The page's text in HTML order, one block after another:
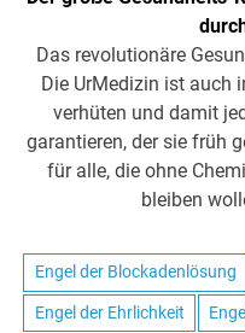
Das revolutionäre
Die UrMedizin ist auch
verhüten und damit
garantieren, der sie früh
für alle, die ohne
bleiben
Engel der Blockadenlösung
Engel der Ehrlichkeit